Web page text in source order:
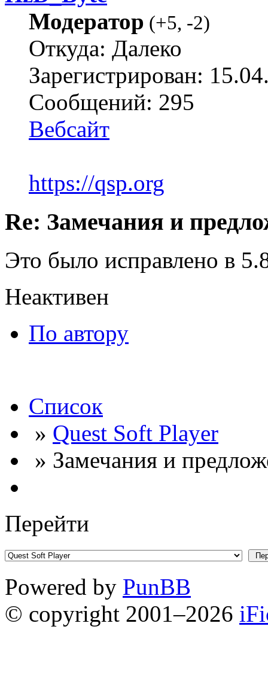
Модератор (+5, -2)
Откуда: Далеко
Зарегистрирован:
Сообщений: 295
Вебсайт
https://qsp.org
Re: Замечания и
Это было исправлено в
Неактивен
По автору
Список
» Quest Soft Player
» Замечания и
Перейти
Powered by PunBB
© copyright 2001–2026